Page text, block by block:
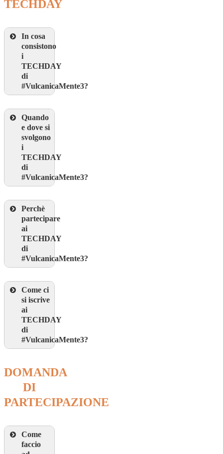
TECHDAY
In cosa
consistono
i
TECHDAY
di
#VulcanicaMente3?
Quando
e dove si
svolgono
i
TECHDAY
di
#VulcanicaMente3?
Perchè
partecipare
ai
TECHDAY
di
#VulcanicaMente3?
Come ci
si iscrive
ai
TECHDAY
di
#VulcanicaMente3?
DOMANDA
DI
PARTECIPAZIONE
Come
faccio